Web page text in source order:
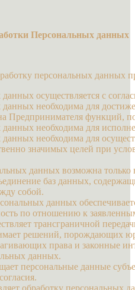
Персональных данных
персональных данных
осуществляется с
данных необходима для
Предпринимателя функций,
необходима для
данных необходима для
значимых целей при
данных возможна
баз данных,
собой.
данных
по отношению к
трансграничной
решений, порождающих
права и законные
данных.
персональные данные
обработку персональных